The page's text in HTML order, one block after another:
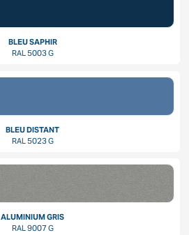
BLEU SAPHIR
RAL 5003 G
BLEU DISTANT
RAL 5023 G
ALUMINIUM GRIS
RAL 9007 G